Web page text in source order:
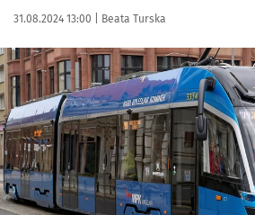
Data publikacji:
31.08.2024 13:00 | Autor:
Beata Turska
Kliknij, aby powiększyć